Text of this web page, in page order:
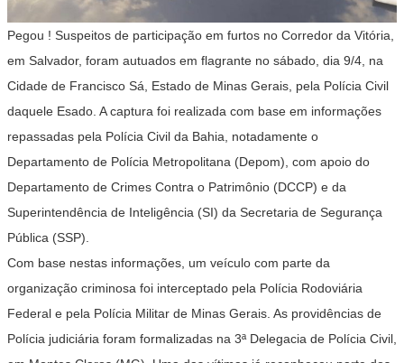
Pegou ! Suspeitos de participação em furtos no Corredor da Vitória,
em Salvador, foram autuados em flagrante no sábado, dia 9/4, na
Cidade de Francisco Sá, Estado de Minas Gerais, pela Polícia Civil
daquele Esado. A captura foi realizada com base em informações
repassadas pela Polícia Civil da Bahia, notadamente o
Departamento de Polícia Metropolitana (Depom), com apoio do
Departamento de Crimes Contra o Patrimônio (DCCP) e da
Superintendência de Inteligência (SI) da Secretaria de Segurança
Pública (SSP).
Com base nestas informações, um veículo com parte da
organização criminosa foi interceptado pela Polícia Rodoviária
Federal e pela Polícia Militar de Minas Gerais. As providências de
Polícia judiciária foram formalizadas na 3ª Delegacia de Polícia Civil,